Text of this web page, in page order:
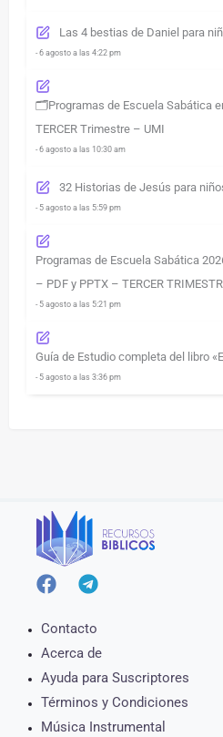
Las 4 bestias de Daniel para
- 6 agosto a las 4:22 pm
🗂️Programas de Escuela Sabática
TERCER Trimestre – UMI
- 6 agosto a las 10:30 am
32 Historias de Jesús para
- 5 agosto a las 5:59 pm
Programas de Escuela Sabática
– PDF y PPTX – TERCER
- 5 agosto a las 5:21 pm
Guía de Estudio completa del libro
- 5 agosto a las 3:36 pm
Contacto
Acerca de
Ayuda para Suscriptores
Términos y Condiciones
Música Instrumental